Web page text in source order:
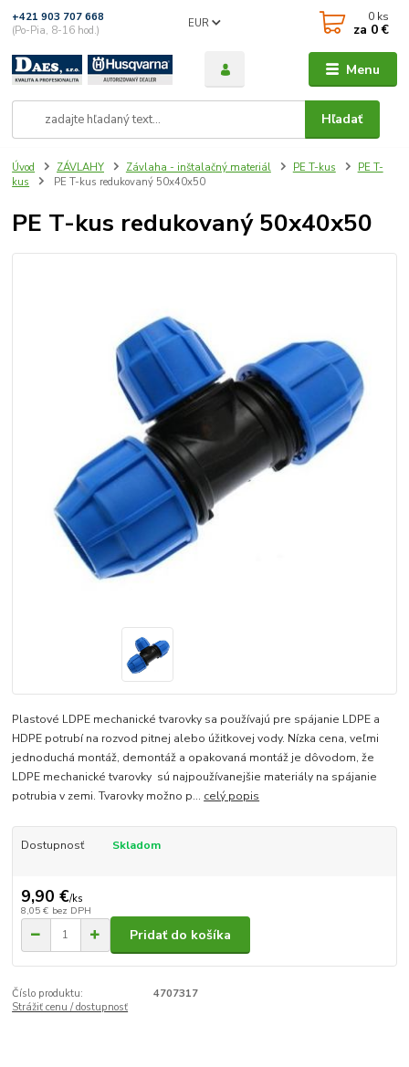
Menu
EUR
Hľadať
+421 903 707 668
(Po-Pia, 8-16 hod.)
0 ks
za 0 €
Úvod ZÁVLAHY Závlaha - inštalačný materiál PE T-kus
PE T-
kus
PE T-kus redukovaný 50x40x50
PE T-kus redukovaný 50x40x50
Plastové LDPE mechanické tvarovky sa používajú pre spájanie LDPE a
HDPE potrubí na rozvod pitnej alebo úžitkovej vody. Nízka cena, veľmi
jednoduchá montáž, demontáž a opakovaná montáž je dôvodom, že
LDPE mechanické tvarovky sú najpoužívanejšie materiály na spájanie
potrubia v zemi. Tvarovky možno p... celý popis
Dostupnosť Skladom
9,90 €/ks
8,05 € bez DPH
Pridať do košíka
Číslo produktu:
4707317
Strážiť cenu / dostupnosť